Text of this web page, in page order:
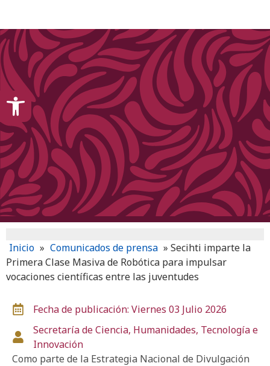
Inicio » Comunicados de prensa » Secihti imparte la
Primera Clase Masiva de Robótica para impulsar
vocaciones científicas entre las juventudes
Fecha de publicación: Viernes 03 Julio 2026
Secretaría de Ciencia, Humanidades, Tecnología e
Innovación
Como parte de la Estrategia Nacional de Divulgación
Open toolbar